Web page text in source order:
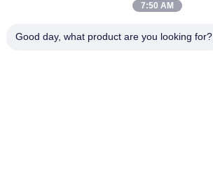
0086-21-66035560
7:50 AM
Good day, what product are you looking for?